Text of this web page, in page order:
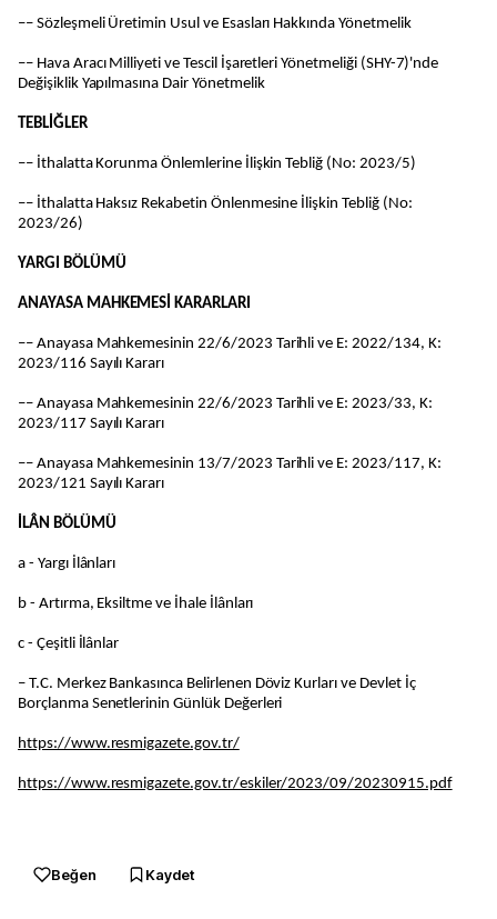
–– Sözleşmeli Üretimin Usul ve Esasları Hakkında Yönetmelik
–– Hava Aracı Milliyeti ve Tescil İşaretleri Yönetmeliği (SHY-7)'nde
Değişiklik Yapılmasına Dair Yönetmelik
TEBLİĞLER
–– İthalatta Korunma Önlemlerine İlişkin Tebliğ (No: 2023/5)
–– İthalatta Haksız Rekabetin Önlenmesine İlişkin Tebliğ (No:
2023/26)
YARGI BÖLÜMÜ
ANAYASA MAHKEMESİ KARARLARI
–– Anayasa Mahkemesinin 22/6/2023 Tarihli ve E: 2022/134, K:
2023/116 Sayılı Kararı
–– Anayasa Mahkemesinin 22/6/2023 Tarihli ve E: 2023/33, K:
2023/117 Sayılı Kararı
–– Anayasa Mahkemesinin 13/7/2023 Tarihli ve E: 2023/117, K:
2023/121 Sayılı Kararı
İLÂN BÖLÜMÜ
a - Yargı İlânları
b - Artırma, Eksiltme ve İhale İlânları
c - Çeşitli İlânlar
– T.C. Merkez Bankasınca Belirlenen Döviz Kurları ve Devlet İç
Borçlanma Senetlerinin Günlük Değerleri
https://www.resmigazete.gov.tr/
https://www.resmigazete.gov.tr/eskiler/2023/09/20230915.pdf
Beğen Kaydet